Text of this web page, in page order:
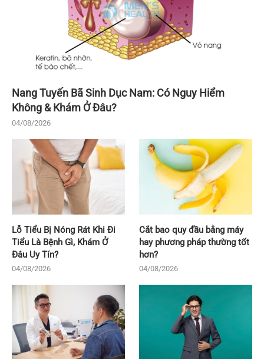
Nang Tuyến Bã Sinh Dục Nam: Có Nguy Hiểm
Không & Khám Ở Đâu?
04/08/2026
Lỗ Tiểu Bị Nóng Rát Khi Đi
Tiểu Là Bệnh Gì, Khám Ở
Đâu Uy Tín?
04/08/2026
Cắt bao quy đầu bằng máy
hay phương pháp thường tốt
hơn?
04/08/2026